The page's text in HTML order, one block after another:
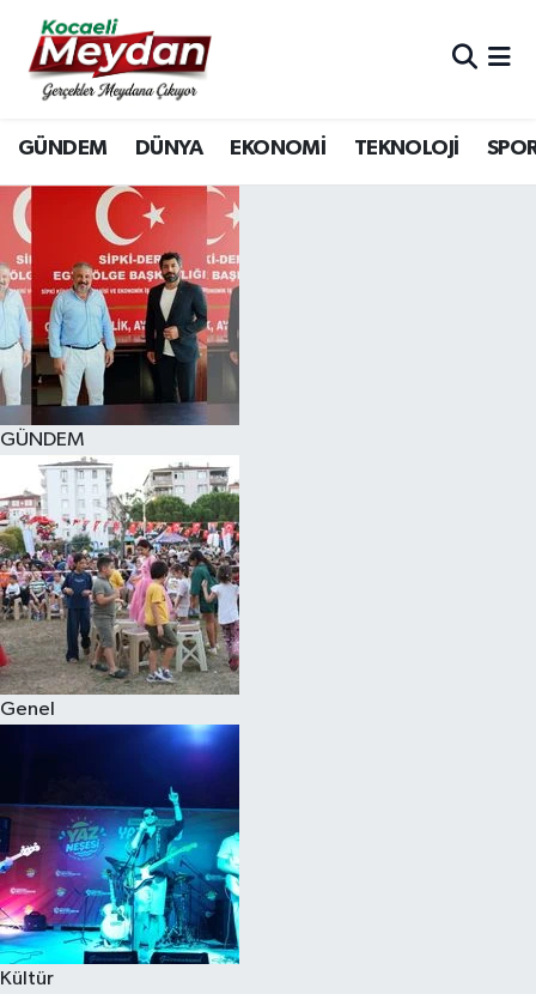
GÜNDEM DÜNYA EKONOMİ TEKNOLOJİ
GÜNDEM
Genel
Kültür
Nöbetçi Eczaneler
Hava Durumu
Trafik Durumu
Süper Lig Puan Durumu ve Fikstür
Tüm Manşetler
Son Dakika Haberleri
Haber Arşivi